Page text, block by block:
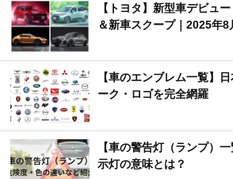
【トヨタ】新型車デビュ
＆新車スクープ｜2025年8
【車のエンブレム一覧】
ーク・ロゴを完全網羅
【車の警告灯（ランプ）
示灯の意味とは？